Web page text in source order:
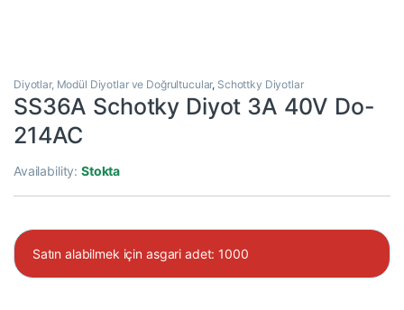
Diyotlar, Modül Diyotlar ve Doğrultucular, Schottky Diyotlar
SS36A Schotky Diyot 3A 40V Do-
214AC
Availability:Stokta
Satın alabilmek için asgari adet: 1000